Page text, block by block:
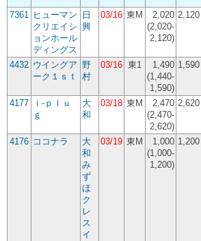
7361 ヒューマン
クリエイシ
ョンホール
ディングス
日
興
03/16 東M
2,020
(2,020-
2,120)
2,120
4432 ウイングア
ーク１ｓｔ
野
村
03/16 東1
1,490
(1,440-
1,590)
1,590
4177
ｉ‐ｐｌｕ
ｇ
大
和
03/18 東M
2,470
(2,470-
2,620)
2,620
4176 ココナラ
大
和
み
ず
ほ
ク
レ
ス
イ
03/19 東M
1,000
(1,000-
1,200)
1,200